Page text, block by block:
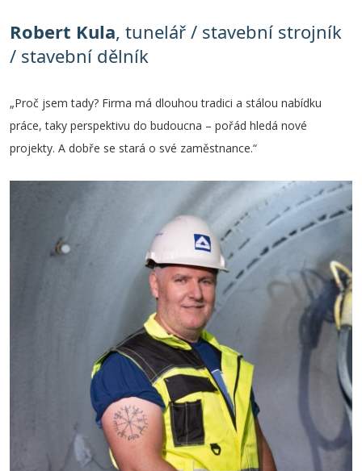
Robert Kula, tunelář / stavební strojník
/ stavební dělník
„Proč jsem tady? Firma má dlouhou tradici a stálou nabídku
práce, taky perspektivu do budoucna – pořád hledá nové
projekty. A dobře se stará o své zaměstnance.“